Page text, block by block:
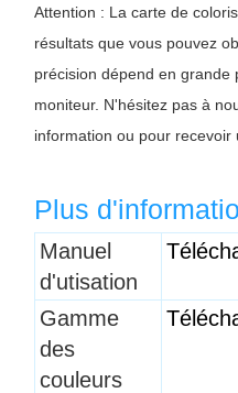
Attention : La carte de
résultats que vous pouvez
précision dépend en
moniteur. N'hésitez pas à
information ou pour recevoir
Plus
Titre 1
Manuel
d'utisation
Gamme
des
couleurs